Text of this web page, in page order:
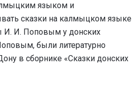
языком и
сказки на калмыцком языке
И. И. Поповым у донских
были литературно
в сборнике «Сказки донских